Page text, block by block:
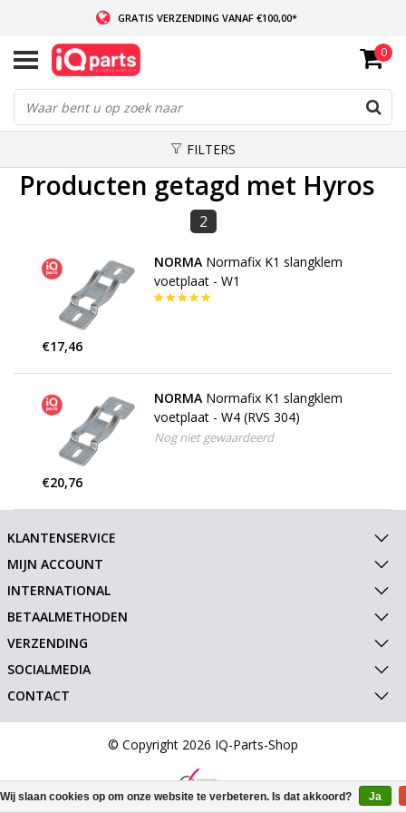
GRATIS VERZENDING VANAF €100,00*
INDIEN VOORRADIG: VOOR 14:00 BESTELD, ZELFDE DAG VERZONDEN
WERELDWIJDE LEVERING
0
FILTERS
Producten getagd met Hyros
2
NORMA Normafix K1 slangklem
voetplaat - W1
€17,46
NORMA Normafix K1 slangklem
voetplaat - W4 (RVS 304)
Nog niet gewaardeerd
€20,76
KLANTENSERVICE
MIJN ACCOUNT
INTERNATIONAL
BETAALMETHODEN
VERZENDING
SOCIALMEDIA
CONTACT
© Copyright 2026 IQ-Parts-Shop
Wij slaan cookies op om onze website te verbeteren. Is dat akkoord? Ja